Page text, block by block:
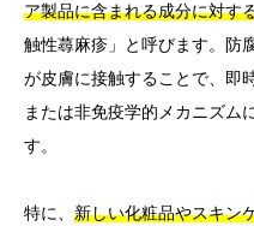
ア製品に含まれる成分に対す
触性蕁麻疹」と呼びます。防
が皮膚に接触することで、即
または非免疫学的メカニズム
す。
特に、 新しい化粧品やスキン